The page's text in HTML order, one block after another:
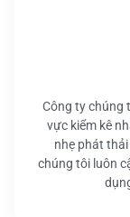
Công ty chúng
vực kiểm kê
nhẹ phát
chúng tôi luôn